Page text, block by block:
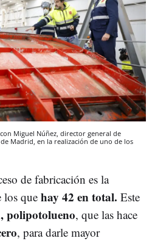
Miguel Núñez, director general de
Madrid, en la realización de uno de los
de fabricación es la
los que hay 42 en total. Este
polipotolueno, que las hace
, para darle mayor